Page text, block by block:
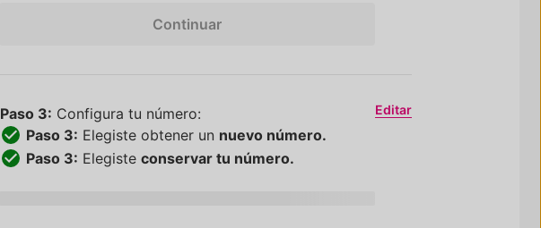
Continuar
Paso 3: Configura tu número:
Paso 3: Elegiste obtener un nuevo número.
Paso 3: Elegiste conservar tu número.
Editar